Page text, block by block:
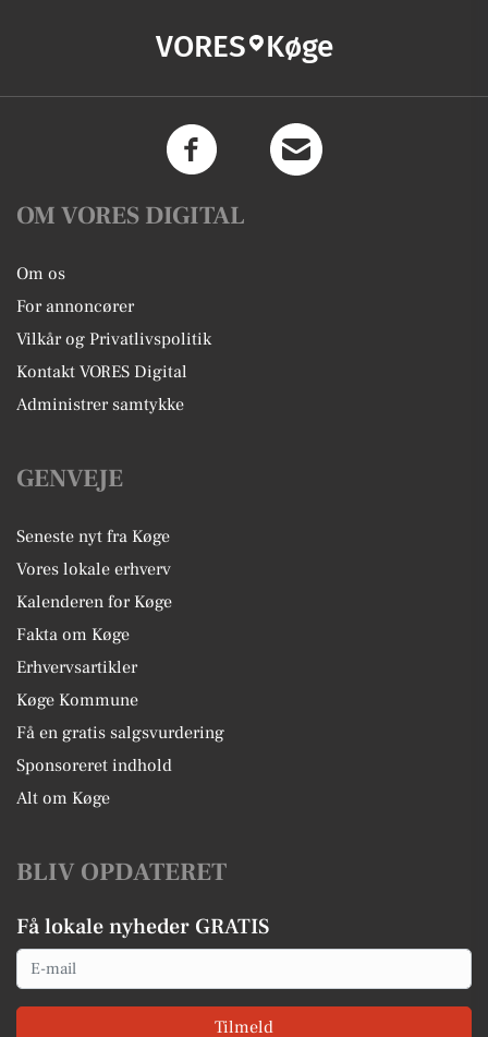
VORES Køge
OM VORES DIGITAL
Om os
For annoncører
Vilkår og Privatlivspolitik
Kontakt VORES Digital
Administrer samtykke
GENVEJE
Seneste nyt fra Køge
Vores lokale erhverv
Kalenderen for Køge
Fakta om Køge
Erhvervsartikler
Køge Kommune
Få en gratis salgsvurdering
Sponsoreret indhold
Alt om Køge
BLIV OPDATERET
Få lokale nyheder GRATIS
Email
Tilmeld